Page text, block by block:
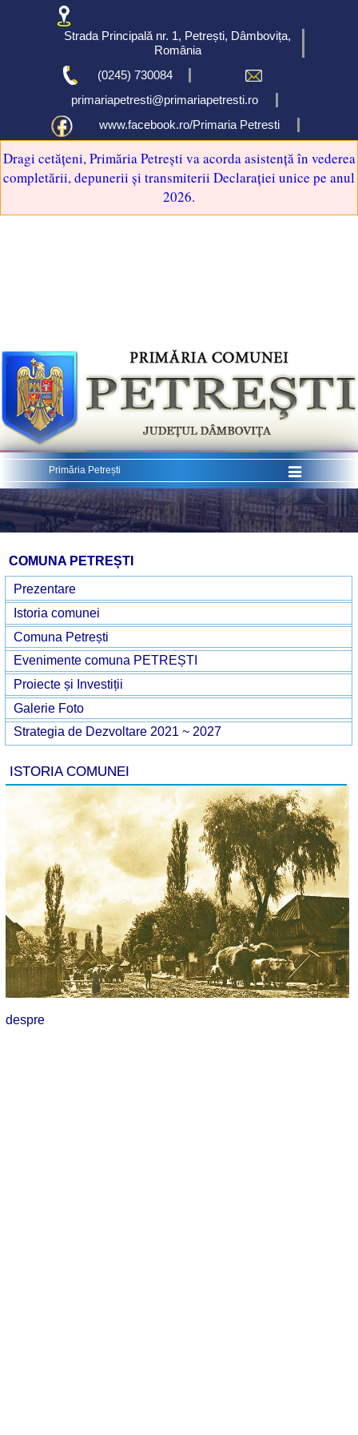
Strada Principală nr. 1, Petrești, Dâmbovița,
România
(0245) 730084
primariapetresti@primariapetresti.ro
www.facebook.ro/Primaria Petresti
Dragi cetățeni, Primăria Petrești va acorda asistență în vederea
completării, depunerii și transmiterii Declarației unice pe anul
2026.
Primăria Petrești
COMUNA PETREȘTI
Prezentare
Istoria comunei
Comuna Petrești
Evenimente comuna PETREȘTI
Proiecte și Investiții
Galerie Foto
Strategia de Dezvoltare 2021 ~ 2027
ISTORIA COMUNEI
despre